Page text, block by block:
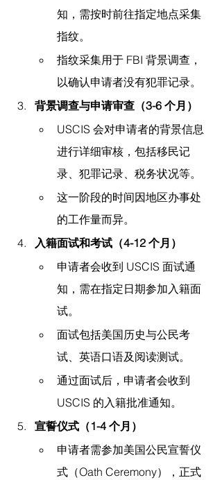
知，需按时前往指定地点采集
指纹。
指纹采集用于 FBI 背景调查，
以确认申请者没有犯罪记录。
背景调查与申请审查（3-6 个月）
USCIS 会对申请者的背景信息
进行详细审核，包括移民记
录、犯罪记录、税务状况等。
这一阶段的时间因地区办事处
的工作量而异。
入籍面试和考试（4-12 个月）
申请者会收到 USCIS 面试通
知，需在指定日期参加入籍面
试。
面试包括美国历史与公民考
试、英语口语及阅读测试。
通过面试后，申请者会收到
USCIS 的入籍批准通知。
宣誓仪式（1-4 个月）
申请者需参加美国公民宣誓仪
式（Oath Ceremony），正式